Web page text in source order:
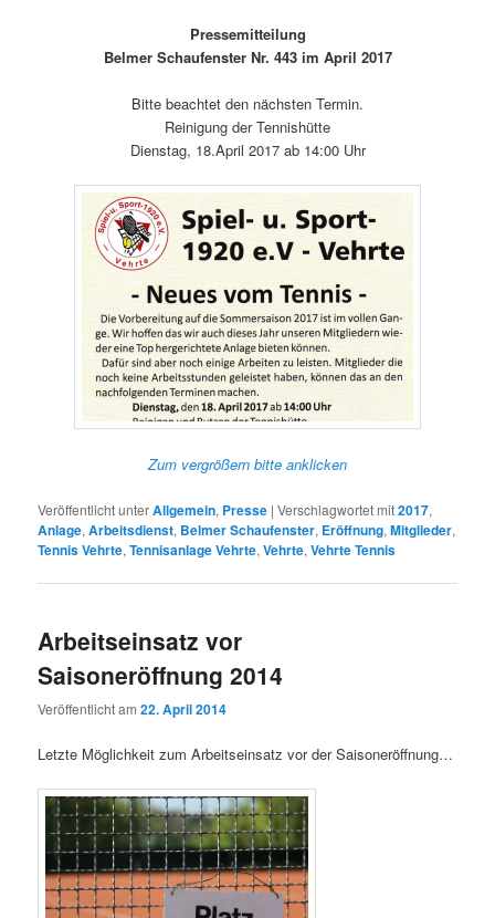
Pressemitteilung
Belmer Schaufenster Nr. 443 im April 2017
Bitte beachtet den nächsten Termin.
Reinigung der Tennishütte
Dienstag, 18.April 2017 ab 14:00 Uhr
Zum vergrößern bitte anklicken
Veröffentlicht unterAllgemein, Presse |Verschlagwortet mit2017,
Anlage,Arbeitsdienst, Belmer Schaufenster, Eröffnung,Mitglieder,
Tennis Vehrte,Tennisanlage Vehrte,Vehrte,Vehrte Tennis
Arbeitseinsatz vor
Saisoneröffnung 2014
Veröffentlicht am22. April 2014
Letzte Möglichkeit zum Arbeitseinsatz vor der Saisoneröffnung…